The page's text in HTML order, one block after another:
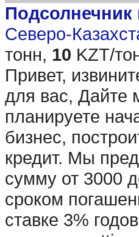
Северо-
тонн, 10 KZT/
Привет,
для вас, Дайте
планируете
бизнес,
кредит. Мы
сумму от 3000
сроком
ставке 3%